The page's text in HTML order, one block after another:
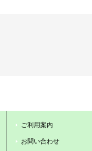
ご利用案内
お問い合わせ